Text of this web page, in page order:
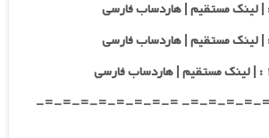
-=-=-=-=-=-=-=-=-=-=- =-=-